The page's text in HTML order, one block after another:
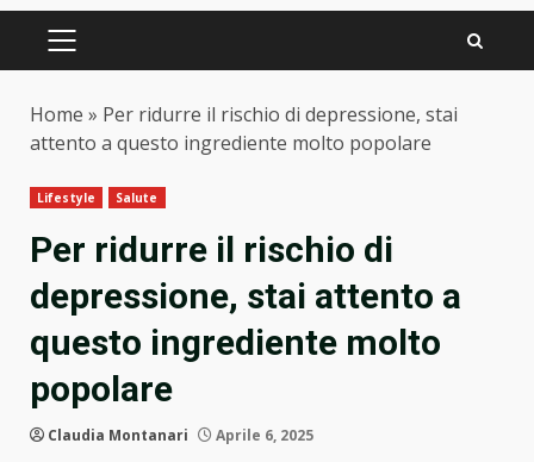
PRIMARY
Home » Per ridurre il rischio di depressione, stai
attento a questo ingrediente molto popolare
Lifestyle Salute
Per ridurre il rischio di
depressione, stai attento a
questo ingrediente molto
popolare
Claudia Montanari Aprile 6, 2025